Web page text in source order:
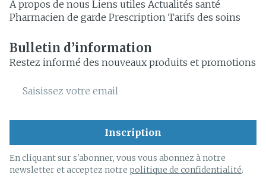
A propos de nous Liens utiles Actualités santé
Pharmacien de garde Prescription Tarifs des soins
Bulletin d’information
Restez informé des nouveaux produits et promotions
Adresse mail
Inscription
En cliquant sur s'abonner, vous vous abonnez à notre
newsletter et acceptez notre politique de confidentialité.